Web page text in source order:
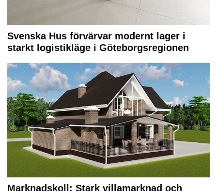
Svenska Hus förvärvar modernt lager i
starkt logistikläge i Göteborgsregionen
Marknadskoll: Stark villamarknad och